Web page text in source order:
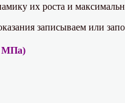
их роста и
записываем или
МПа)